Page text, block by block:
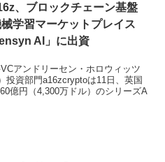
、ブロックチェーン基盤
学習マーケットプレイス
AI」に出資
アンドリーセン・ホロウィッツ
投資部門a16zcryptoは11日、英国
億円（4,300万ドル）のシリーズA